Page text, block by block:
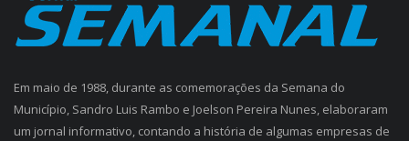
Em maio de 1988, durante as comemorações da Semana do
Município, Sandro Luis Rambo e Joelson Pereira Nunes, elaboraram
um jornal informativo, contando a história de algumas empresas de